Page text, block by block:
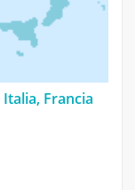
Francia